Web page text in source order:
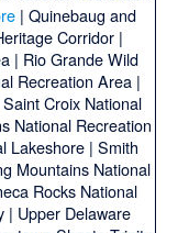
| Quinebaug and
Corridor |
| Rio Grande Wild
Recreation Area|
Saint Croix National
National Recreation
Lakeshore| Smith
Mountains National
Rocks National
| Upper Delaware